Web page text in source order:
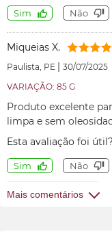
Sim Não
Miqueias X.
Paulista, PE | 30/07/2025
VARIAÇÃO: 85 G
Produto excelente
limpa e sem
Esta avaliação foi útil?
Sim Não
Mais comentários